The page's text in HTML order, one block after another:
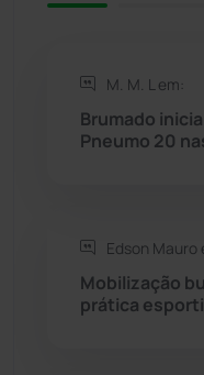
Rio do Antônio
Rio do Pires
Seabra
M. M. L em:
Brumado
Pneumo 20
Edson Mauro
Mobilização
prática